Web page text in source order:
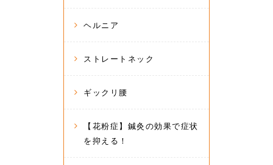
ヘルニア
ストレートネック
ギックリ腰
【花粉症】鍼灸の効果で症状
を抑える！